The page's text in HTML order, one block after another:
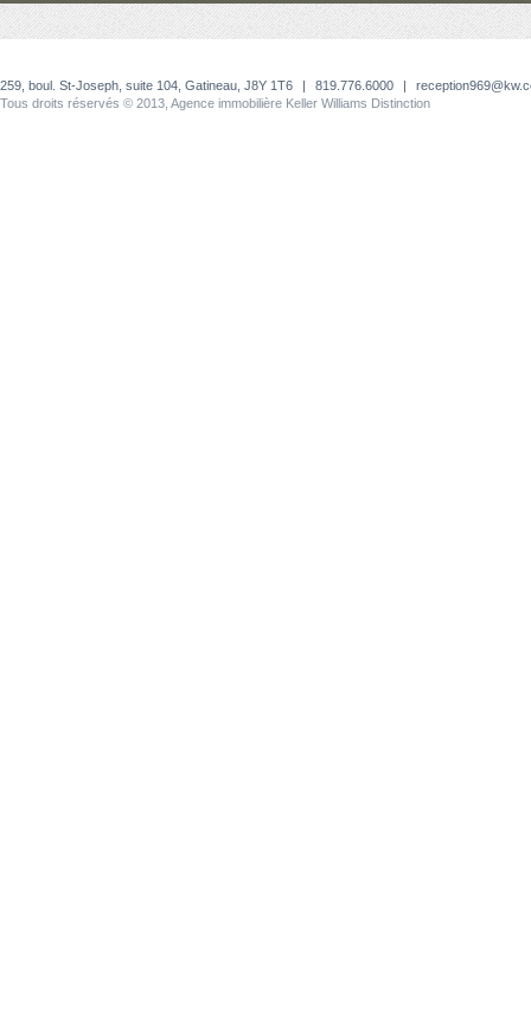
259, boul. St-Joseph, suite 104, Gatineau, J8Y 1T6 | 819.776.6000 |
Tous droits réservés © 2013, Agence immobilière Keller Williams Distinction